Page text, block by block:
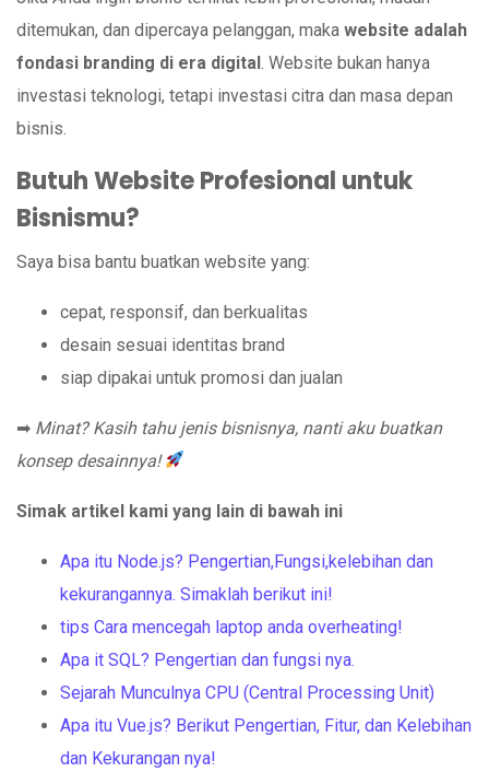
ditemukan, dan dipercaya pelanggan, maka website adalah
fondasi branding di era digital . Website bukan hanya
investasi teknologi, tetapi investasi citra dan masa depan
bisnis.
Butuh Website Profesional untuk
Bisnismu?
Saya bisa bantu buatkan website yang:
cepat, responsif, dan berkualitas
desain sesuai identitas brand
siap dipakai untuk promosi dan jualan
➡ Minat? Kasih tahu jenis bisnisnya, nanti aku buatkan
konsep desainnya!
Simak artikel kami yang lain di bawah ini
Apa itu Node.js? Pengertian,Fungsi,kelebihan dan
kekurangannya. Simaklah berikut ini!
tips Cara mencegah laptop anda overheating!
Apa it SQL? Pengertian dan fungsi nya.
Sejarah Munculnya CPU (Central Processing Unit)
Apa itu Vue.js? Berikut Pengertian, Fitur, dan Kelebihan
dan Kekurangan nya!